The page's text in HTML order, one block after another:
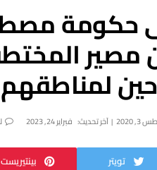
حكومة
لمناطقهم
2020 آخر تحديث: فبراير 24, 2023
تويتر بينتيريست